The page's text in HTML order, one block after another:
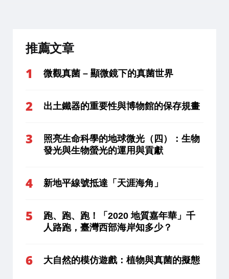
推薦文章
微觀真菌 – 顯微鏡下的真菌世界
出土鐵器的重要性與博物館的保存規畫
照亮生命科學的地球微光（四）：生物
發光與生物螢光的運用與貢獻
新地平線號抵達「天涯海角」
跑、跑、跑！「2020 地質嘉年華」千
人路跑，臺灣西部海岸知多少？
大自然的模仿遊戲：植物與真菌的擬態